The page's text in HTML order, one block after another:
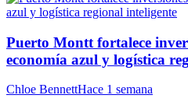
Puerto Montt fortalece
economía azul y logística
Chloe BennettHace 1 semana